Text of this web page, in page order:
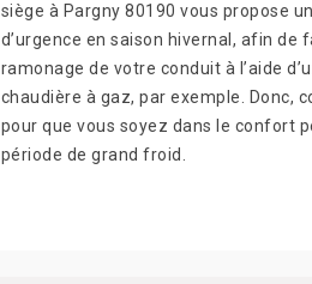
siège à Pargny 80190 vous propose
d’urgence en saison hivernal, afin de
ramonage de votre conduit à l’aide
chaudière à gaz, par exemple. Donc,
pour que vous soyez dans le confort
période de grand froid.